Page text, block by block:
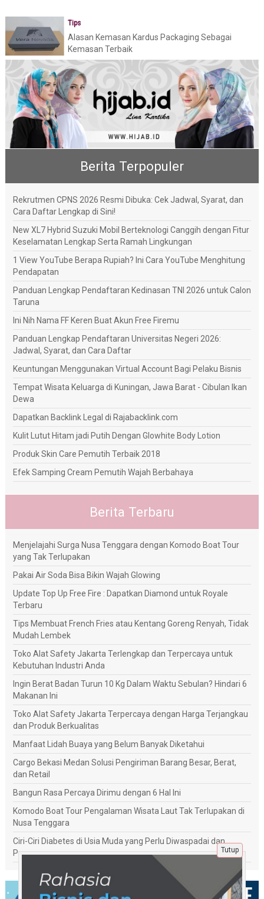
Tips
Alasan Kemasan Kardus Packaging Sebagai
Kemasan Terbaik
Berita Terpopuler
Rekrutmen CPNS 2026 Resmi Dibuka: Cek Jadwal, Syarat, dan
Cara Daftar Lengkap di Sini!
New XL7 Hybrid Suzuki Mobil Berteknologi Canggih dengan Fitur
Keselamatan Lengkap Serta Ramah Lingkungan
1 View YouTube Berapa Rupiah? Ini Cara YouTube Menghitung
Pendapatan
Panduan Lengkap Pendaftaran Kedinasan TNI 2026 untuk Calon
Taruna
Ini Nih Nama FF Keren Buat Akun Free Firemu
Panduan Lengkap Pendaftaran Universitas Negeri 2026:
Jadwal, Syarat, dan Cara Daftar
Keuntungan Menggunakan Virtual Account Bagi Pelaku Bisnis
Tempat Wisata Keluarga di Kuningan, Jawa Barat - Cibulan Ikan
Dewa
Dapatkan Backlink Legal di Rajabacklink.com
Kulit Lutut Hitam jadi Putih Dengan Glowhite Body Lotion
Produk Skin Care Pemutih Terbaik 2018
Efek Samping Cream Pemutih Wajah Berbahaya
Berita Terbaru
Menjelajahi Surga Nusa Tenggara dengan Komodo Boat Tour
yang Tak Terlupakan
Pakai Air Soda Bisa Bikin Wajah Glowing
Update Top Up Free Fire : Dapatkan Diamond untuk Royale
Terbaru
Tips Membuat French Fries atau Kentang Goreng Renyah, Tidak
Mudah Lembek
Toko Alat Safety Jakarta Terlengkap dan Terpercaya untuk
Kebutuhan Industri Anda
Ingin Berat Badan Turun 10 Kg Dalam Waktu Sebulan? Hindari 6
Makanan Ini
Toko Alat Safety Jakarta Terpercaya dengan Harga Terjangkau
dan Produk Berkualitas
Manfaat Lidah Buaya yang Belum Banyak Diketahui
Cargo Bekasi Medan Solusi Pengiriman Barang Besar, Berat,
dan Retail
Bangun Rasa Percaya Dirimu dengan 6 Hal Ini
Komodo Boat Tour Pengalaman Wisata Laut Tak Terlupakan di
Nusa Tenggara
Ciri-Ciri Diabetes di Usia Muda yang Perlu Diwaspadai dan
Penanganannya
Tutup